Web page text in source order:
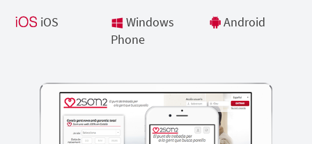
iOS
Windows
Phone
Android